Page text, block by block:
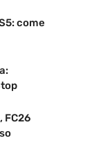
come
FC26